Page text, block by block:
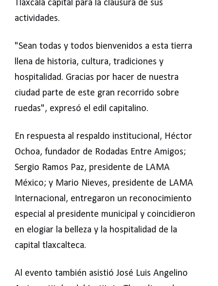
Tlaxcala capital para la clausura de sus
actividades.
"Sean todas y todos bienvenidos a esta tierra
llena de historia, cultura, tradiciones y
hospitalidad. Gracias por hacer de nuestra
ciudad parte de este gran recorrido sobre
ruedas", expresó el edil capitalino.
En respuesta al respaldo institucional, Héctor
Ochoa, fundador de Rodadas Entre Amigos;
Sergio Ramos Paz, presidente de LAMA
México; y Mario Nieves, presidente de LAMA
Internacional, entregaron un reconocimiento
especial al presidente municipal y coincidieron
en elogiar la belleza y la hospitalidad de la
capital tlaxcalteca.
Al evento también asistió José Luis Angelino